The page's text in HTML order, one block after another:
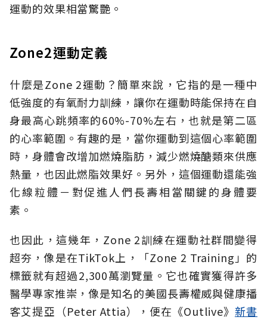
運動的效果相當驚艷。
Zone2運動定義
什麼是Zone 2運動？簡單來說，它指的是一種中
低強度的有氧耐力訓練，讓你在運動時能保持在自
身最高心跳頻率的60%-70%左右，也就是第二區
的心率範圍。有趣的是，當你運動到這個心率範圍
時，身體會改增加燃燒脂肪，減少燃燒醣類來供應
熱量，也因此燃脂效果好。另外，這個運動還能強
化線粒體－對促進人們長壽相當關鍵的身體要
素。
也因此， 這幾年，Zone 2訓練在運動社群間變得
超夯，像是在TikTok上，「Zone 2 Training」的
標籤就有超過2,300萬瀏覽量。它也確實獲得許多
醫學專家推崇 ，像是知名的美國長壽權威與健康播
客艾提亞（Peter Attia），便在《Outlive》 新書